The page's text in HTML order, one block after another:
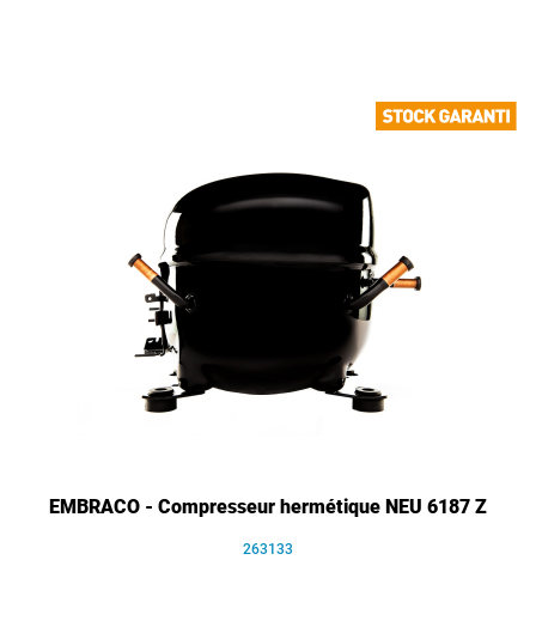
EMBRACO - Compresseur hermétique NEU 6187 Z
263133